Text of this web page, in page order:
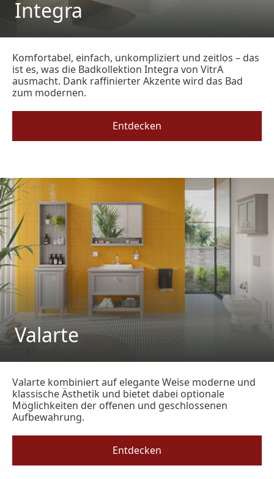
Integra
Komfortabel, einfach, unkompliziert und zeitlos – das
ist es, was die Badkollektion Integra von VitrA
ausmacht. Dank raffinierter Akzente wird das Bad
zum modernen.
Entdecken
Valarte
Valarte kombiniert auf elegante Weise moderne und
klassische Ästhetik und bietet dabei optionale
Möglichkeiten der offenen und geschlossenen
Aufbewahrung.
Entdecken